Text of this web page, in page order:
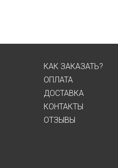
КАК ЗАКАЗАТЬ?
ОПЛАТА
ДОСТАВКА
КОНТАКТЫ
ОТЗЫВЫ